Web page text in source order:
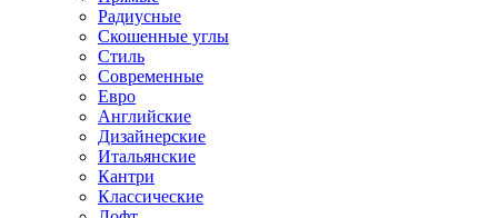
Радиусные
Скошенные углы
Стиль
Современные
Евро
Английские
Дизайнерские
Итальянские
Кантри
Классические